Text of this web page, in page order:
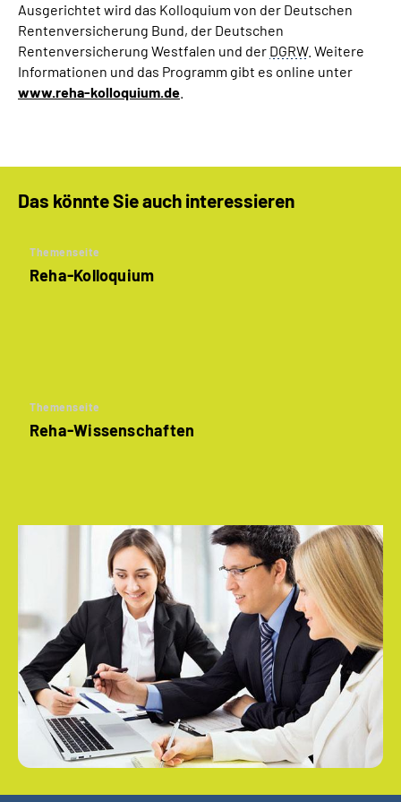
Ausgerichtet wird das Kolloquium von der Deutschen
Rentenversicherung Bund, der Deutschen
Rentenversicherung Westfalen und der DGRW. Weitere
Informationen und das Programm gibt es online unter
www.reha-kolloquium.de
Das könnte Sie auch interessieren
Themenseite
Reha-Kolloquium
Themenseite
Reha-Wissenschaften